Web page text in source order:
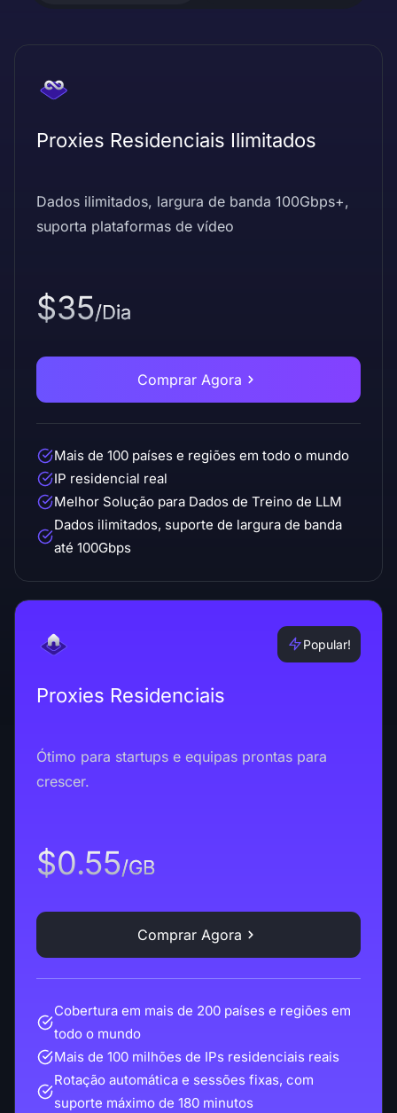
Proxies Residenciais Ilimitados
Dados ilimitados, largura de banda 100Gbps+,
suporta plataformas de vídeo
$35/Dia
Comprar Agora
Mais de 100 países e regiões em todo o mundo
IP residencial real
Melhor Solução para Dados de Treino de LLM
Dados ilimitados, suporte de largura de banda
até 100Gbps
Popular!
Proxies Residenciais
Ótimo para startups e equipas prontas para
crescer.
$0.55/GB
Comprar Agora
Cobertura em mais de 200 países e regiões em
todo o mundo
Mais de 100 milhões de IPs residenciais reais
Rotação automática e sessões fixas, com
suporte máximo de 180 minutos